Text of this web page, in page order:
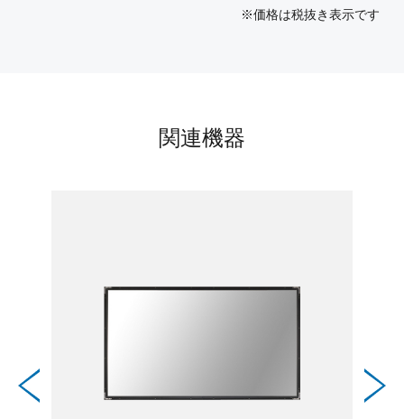
※価格は税抜き表示です
関連機器